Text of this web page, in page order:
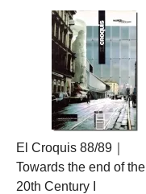
El Croquis 88/89｜
Towards the end of the
20th Century I